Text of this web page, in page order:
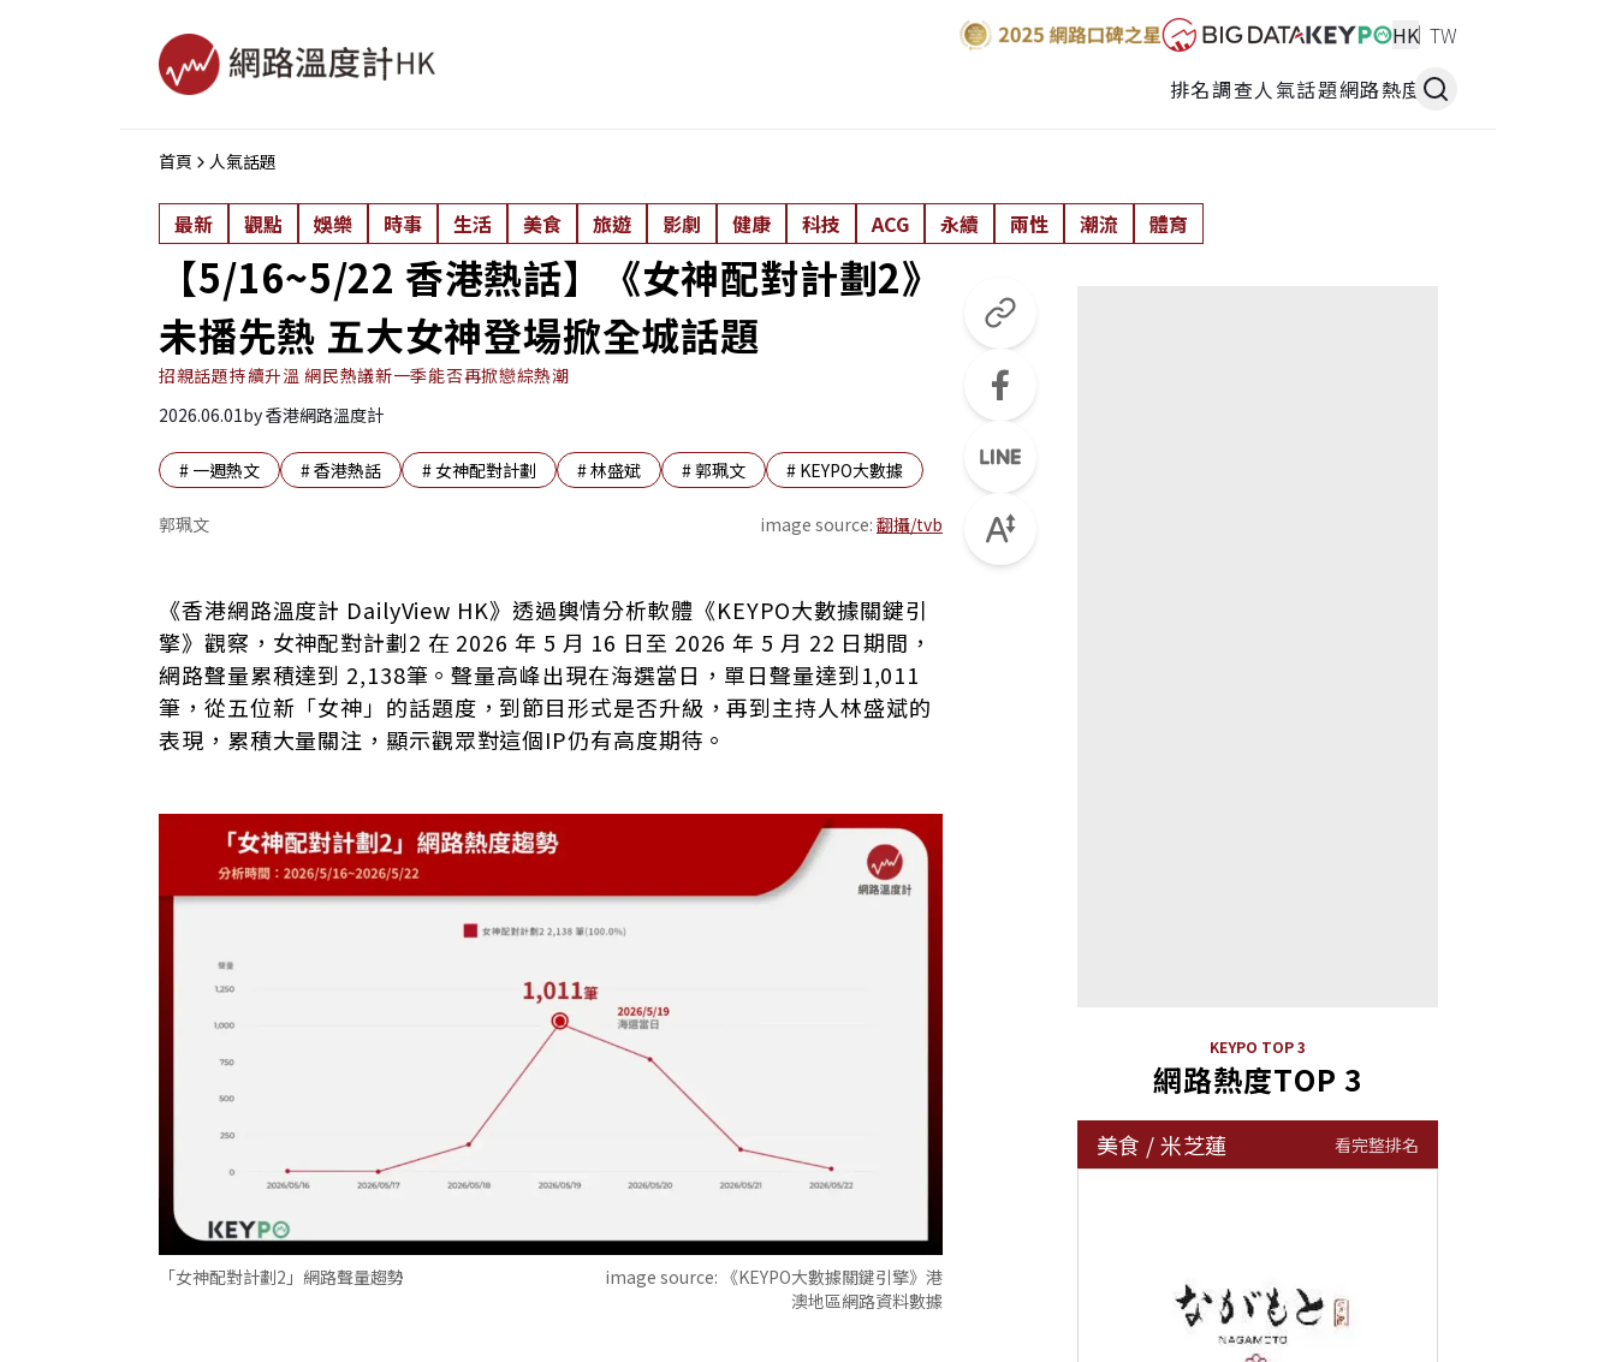
HK TW
排名調查人氣話題網路熱度
首頁 人氣話題
最新 觀點 娛樂 時事 生活 美食 旅遊 影劇 健康 科技 ACG 永續 兩性 潮流 體育
【5/16~5/22 香港熱話】《女神配對計劃2》
未播先熱 五大女神登場掀全城話題
招親話題持續升溫 網民熱議新一季能否再掀戀綜熱潮
2026.06.01by香港網路溫度計
# 一週熱文 #香港熱話 #女神配對計劃 #林盛斌 #郭珮文 # KEYPO大數據
郭珮文 image source: 翻攝/tvb
一、節目未播先熱 五位新女神人氣排名成焦點
二、真戀愛還是真人秀 觀眾期待與質疑並存
三、港式戀綜迎來新考驗 第二季能否突破第一季
四、林盛斌再任媒人 木板彈起意外搶鏡
【編輯後記】
《香港網路溫度計 DailyView HK》透過輿情分析軟體《KEYPO大數據關鍵引
擎》觀察，女神配對計劃2 在 2026 年 5 月 16 日至 2026 年 5 月 22 日期間，
網路聲量累積達到 2,138筆。聲量高峰出現在海選當日，單日聲量達到1,011
筆，從五位新「女神」的話題度，到節目形式是否升級，再到主持人林盛斌的
表現，累積大量關注，顯示觀眾對這個IP仍有高度期待。
「女神配對計劃2」網路聲量趨勢 image source: 《KEYPO大數據關鍵引擎》港
澳地區網路資料數據
KEYPO TOP 3
網路熱度TOP 3
美食 /米芝蓮 看完整排名